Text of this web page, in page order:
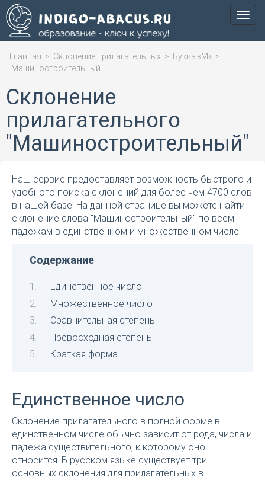
Меню
Главная > Склонение прилагательных > Буква «М» >
Машиностроительный
Склонение
прилагательного
"Машиностроительный"
Наш сервис предоставляет возможность быстрого и
удобного поиска склонений для более чем 4700 слов
в нашей базе. На данной странице вы можете найти
склонение слова "Машиностроительный" по всем
падежам в единственном и множественном числе.
Содержание
Единственное число
Множественное число
Сравнительная степень
Превосходная степень
Краткая форма
Единственное число
Склонение прилагательного в полной форме в
единственном числе обычно зависит от рода, числа и
падежа существительного, к которому оно
относится. В русском языке существует три
основных склонения для прилагательных в